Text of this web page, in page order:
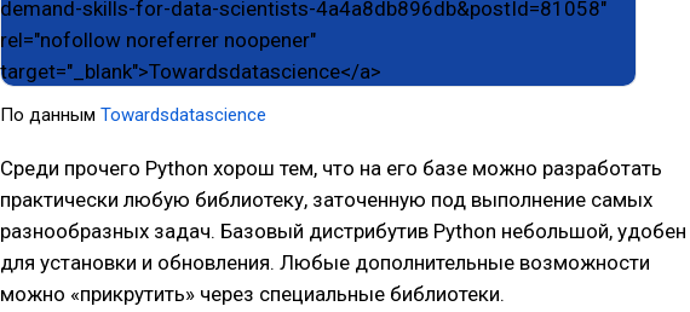
По данным Towardsdatascience
Среди прочего Python хорош тем, что на его базе можно разработать
практически любую библиотеку, заточенную под выполнение самых
разнообразных задач. Базовый дистрибутив Python небольшой, удобен
для установки и обновления. Любые дополнительные возможности
можно «прикрутить» через специальные библиотеки.